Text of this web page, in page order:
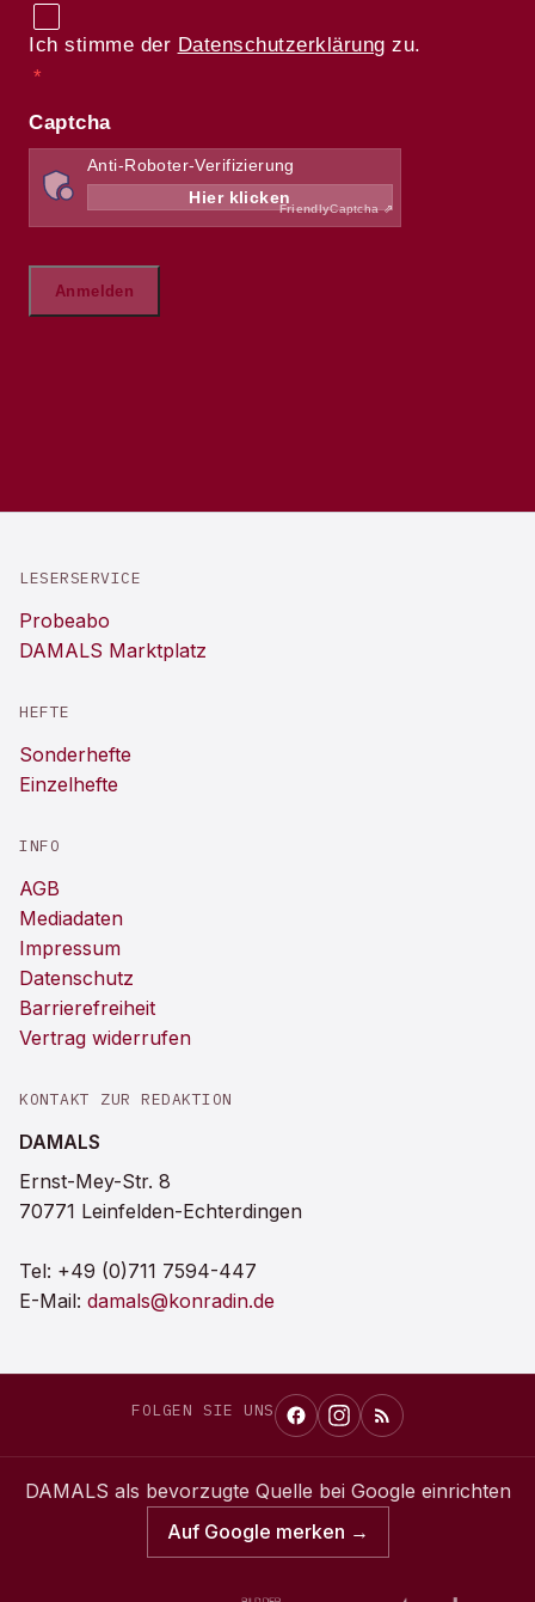
LESERSERVICE
Probeabo
DAMALS Marktplatz
HEFTE
Sonderhefte
Einzelhefte
INFO
AGB
Mediadaten
Impressum
Datenschutz
Barrierefreiheit
Vertrag widerrufen
KONTAKT ZUR REDAKTION
DAMALS
Ernst-Mey-Str. 8
70771 Leinfelden-Echterdingen
Tel: +49 (0)711 7594-447
E-Mail: damals@konradin.de
FOLGEN SIE UNS
DAMALS als bevorzugte Quelle bei Google einrichten
Auf Google merken →